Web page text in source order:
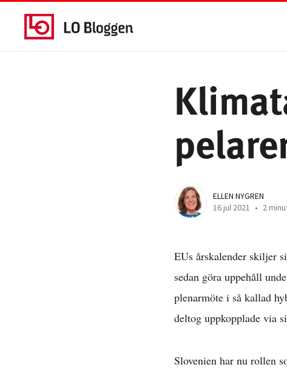
ELLEN NYGREN
16 jul 2021
• 2
EUs årskalender skiljer
sedan göra uppehåll
plenarmöte i så kallad
deltog uppkopplade via
Slovenien har nu rollen